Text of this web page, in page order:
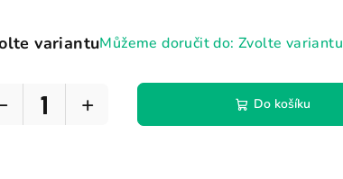
variantuMůžeme doručit do: Zvolte variantu
+ Do košíku